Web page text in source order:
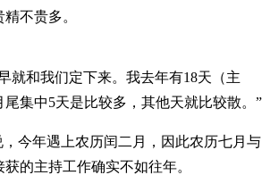
不贵多。
就和我们定下来。我去年有18天（主
集中5天是比较多，其他天就比较散。”
，今年遇上农历闰二月，因此农历七月与
的主持工作确实不如往年。